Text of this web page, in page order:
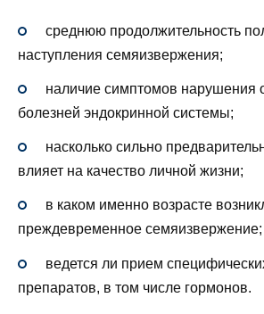
среднюю продолжительность
наступления семяизвержения;
наличие симптомов нарушения
болезней эндокринной системы;
насколько сильно
влияет на качество личной жизни;
в каком именно возрасте
преждевременное семяизвержение;
ведется ли прием
препаратов, в том числе гормонов.